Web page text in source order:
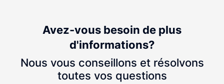
Avez-vous besoin de plus
d'informations?
Nous vous conseillons et résolvons
toutes vos questions